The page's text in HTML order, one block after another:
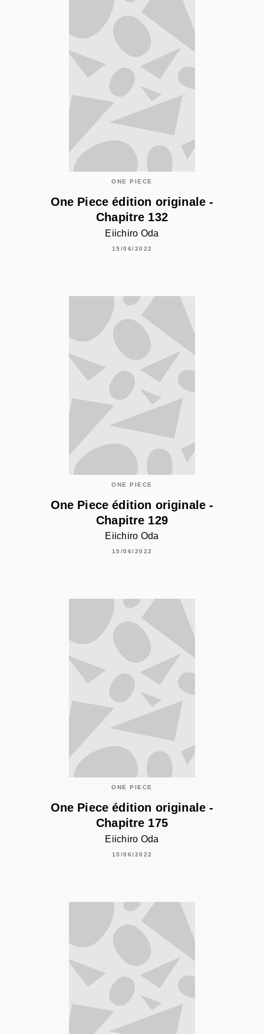
ONE PIECE
One Piece édition originale -
Chapitre 132
Eiichiro Oda
15/06/2022
ONE PIECE
One Piece édition originale -
Chapitre 129
Eiichiro Oda
15/06/2022
ONE PIECE
One Piece édition originale -
Chapitre 175
Eiichiro Oda
15/06/2022